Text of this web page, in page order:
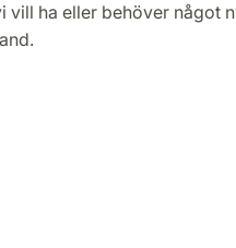
vill ha eller behöver något